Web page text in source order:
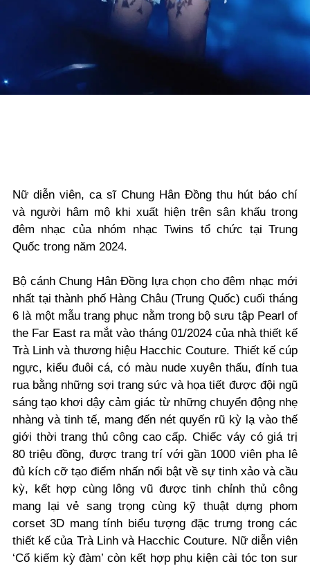
Nữ diễn viên, ca sĩ Chung Hân Đồng thu hút báo chí
và người hâm mộ khi xuất hiện trên sân khấu trong
đêm nhạc của nhóm nhạc Twins tổ chức tại Trung
Quốc trong năm 2024.
Bộ cánh Chung Hân Đồng lựa chọn cho đêm nhạc mới
nhất tại thành phố Hàng Châu (Trung Quốc) cuối tháng
6 là một mẫu trang phục nằm trong bộ sưu tập Pearl of
the Far East ra mắt vào tháng 01/2024 của nhà thiết kế
Trà Linh và thương hiệu Hacchic Couture. Thiết kế cúp
ngực, kiểu đuôi cá, có màu nude xuyên thấu, đính tua
rua bằng những sợi trang sức và họa tiết được đội ngũ
sáng tạo khơi dậy cảm giác từ những chuyển động nhẹ
nhàng và tinh tế, mang đến nét quyến rũ kỳ lạ vào thế
giới thời trang thủ công cao cấp. Chiếc váy có giá trị
80 triệu đồng, được trang trí với gần 1000 viên pha lê
đủ kích cỡ tạo điểm nhấn nổi bật về sự tinh xảo và cầu
kỳ, kết hợp cùng lông vũ được tinh chỉnh thủ công
mang lại vẻ sang trọng cùng kỹ thuật dựng phom
corset 3D mang tính biểu tượng đặc trưng trong các
thiết kế của Trà Linh và Hacchic Couture. Nữ diễn viên
‘Cổ kiếm kỳ đàm’ còn kết hợp phụ kiện cài tóc ton sur